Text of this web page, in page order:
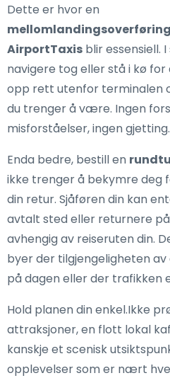
Dette er hvor en
AirportTaxis blir essensiell.
navigere tog eller stå i kø for
opp rett utenfor terminalen
du trenger å være. Ingen
misforståelser, ingen gjetting.
Enda bedre, bestill en
ikke trenger å bekymre deg
din retur. Sjåføren din kan
avtalt sted eller returnere
avhengig av reiseruten din.
byer der tilgjengeligheten
på dagen eller der trafikken
Hold planen din enkel.Ikke
attraksjoner, en flott lokal
kanskje et scenisk
opplevelser som er nært